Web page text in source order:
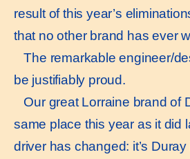
result of this year’s
that no other brand has ever
The remarkable engineer/
be justifiably proud.
Our great Lorraine brand of
same place this year as it did
driver has changed: it’s